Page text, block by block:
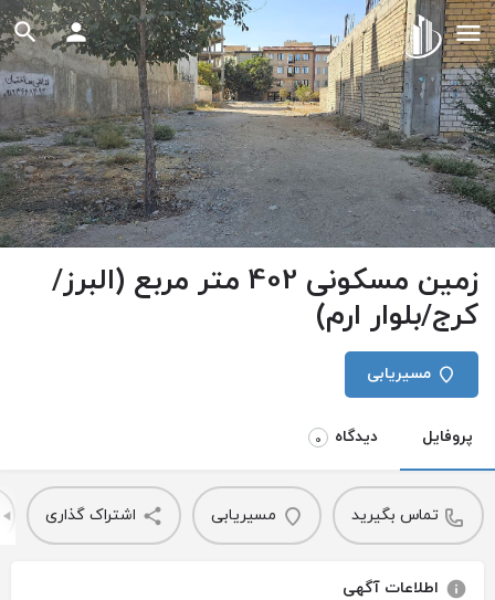
زمین مسکونی 402 متر مربع (البرز/
کرج/بلوار ارم)
مسیریابی
پروفایل دیدگاه 0
تماس بگیرید مسیریابی اشتراک گذاری
اطلاعات آگهی